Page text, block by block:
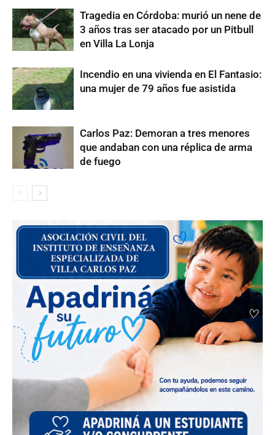
Tragedia en Córdoba: murió un nene de
3 años tras ser atacado por un Pitbull
en Villa La Lonja
Incendio en una vivienda en El Fantasio:
una mujer de 79 años fue asistida
Carlos Paz: Demoran a tres menores
que andaban con una réplica de arma
de fuego